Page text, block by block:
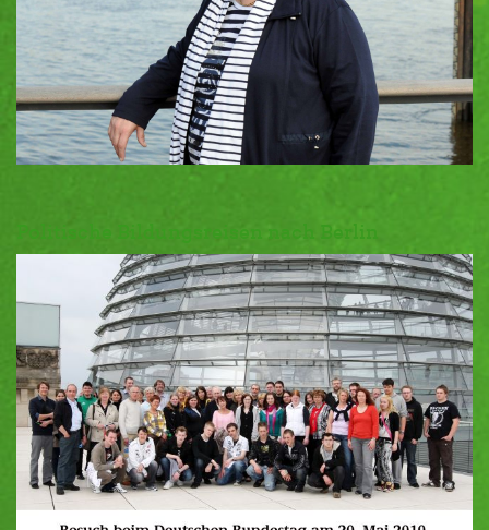
Politische Bildungsreisen nach Berlin